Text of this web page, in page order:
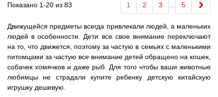
Показано 1-20 из 83 1 2 3 5
Движущейся предметы всегда привлекали людей, а маленьких
людей в особенности. Дети все свое внимание переключают
на то, что движется, поэтому за частую в семьях с маленькими
питомцами за частую все внимание детей обращено на кошек,
собачек хомячков и даже рыб. Для того чтобы ваши животные
любимцы не страдали купите ребенку детскую китайскую
игрушку дешевую.